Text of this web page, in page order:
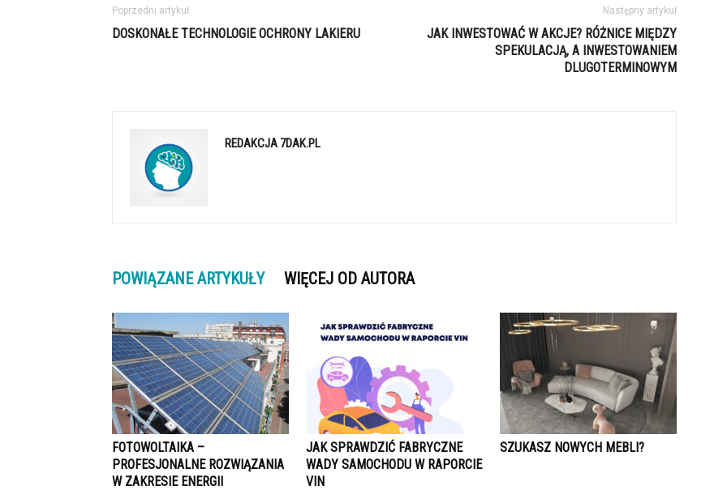
Poprzedni artykuł
DOSKONAŁE TECHNOLOGIE OCHRONY LAKIERU
Następny artykuł
JAK INWESTOWAĆ W AKCJE? RÓŻNICE MIĘDZY
SPEKULACJĄ, A INWESTOWANIEM
DLUGOTERMINOWYM
REDAKCJA 7DAK.PL
POWIĄZANE ARTYKUŁY WIĘCEJ OD AUTORA
FOTOWOLTAIKA –
PROFESJONALNE ROZWIĄZANIA
W ZAKRESIE ENERGII
JAK SPRAWDZIĆ FABRYCZNE
WADY SAMOCHODU W RAPORCIE
VIN
SZUKASZ NOWYCH MEBLI?